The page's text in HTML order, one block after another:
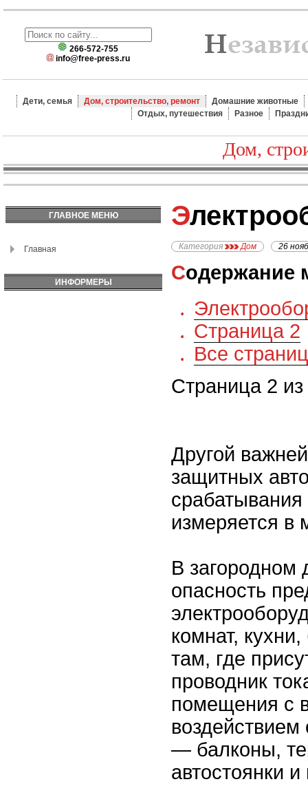
266-572-755
info@free-press.ru
Дети, семья Дом, строительство, ремонт
Домашние животные
Отдых, путешествия
Разное
Дом,
ГЛАВНОЕ МЕНЮ
Главная
ИНФОРМЕРЫ
Категория Дом 26
Содержание
Страница 2
Все
Страница 2 из
Другой
защитных
срабатывания
измеряется в
В
опасность
комнат,
там, где
проводник
помещения с
— балконы,
автостоянки и